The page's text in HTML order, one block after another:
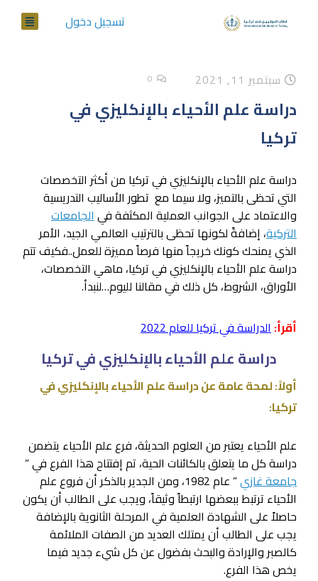
تسجيل دخول
سبتمبر 11, 2021 0
دراسة علم الأحياء بالإنكليزي في
تركيا
دراسة علم الأحياء بالإنكليزي في تركيا من أكثر التخصصات
التي تحظى بالتميز، ولا سيما مع تطور الأساليب التدريسية
والاعتماد على الجوانب العملية المكثفة فيالجامعات
التركية، إضافةً لكونها تحظى بالترتيب العالمي الجيد، الأمر
الذي يمنحك كونك خريجاً منها فرصاً مميزة للعمل..فكيف تتم
دراسة علم الأحياء بالإنكليزي في تركيا، ماهي التخصصات،
الأوراق، الشروط، كل ذلك في مقالنا لليوم…لنبدأ.
أقرأ:الدراسة في تركيا للعام 2022
دراسة علم الأحياء بالإنكليزي في تركيا
أولاً: لمحة عامة عن دراسة علم الأحياء بالإنكليزي في
تركيا:
علم الأحياء يعتبر من العلوم الحديثة، فرع علم الأحياء يتضمن
دراسة كل ما يتعلق بالكائنات الحية، تم إفتتاح هذا الفرع في ”
جامعة غازي
” عام 1982، ومن الجدير بالذكر أن فروع علم
الأحياء ترتبط ببعضها ارتبطاً وثيقاً، ويجب على الطالب أن يكون
حاصلاً على الشهادة العلمية في المرحلة الثانوية بالإضافة
يجب على الطالب أن يمتلك العديد من الصفات الملائمة
كالصبر والإرادة والبحث بفضول عن كل شيء جديد فيما
يخص هذا الفرع.